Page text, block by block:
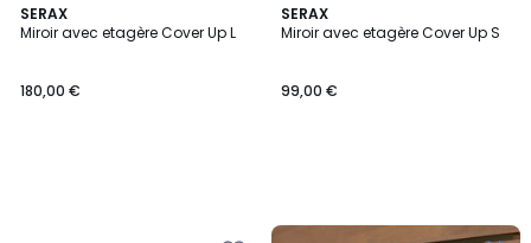
SERAX
Miroir avec etagère Cover Up L
180,00 €
SERAX
Miroir avec etagère Cover Up S
99,00 €